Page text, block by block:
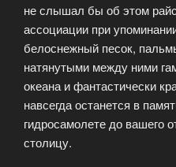
не слышал бы об этом
ассоциации при
белоснежный песок,
натянутыми между ними
океана и фантастически
навсегда останется в
гидросамолете до вашего
столицу.